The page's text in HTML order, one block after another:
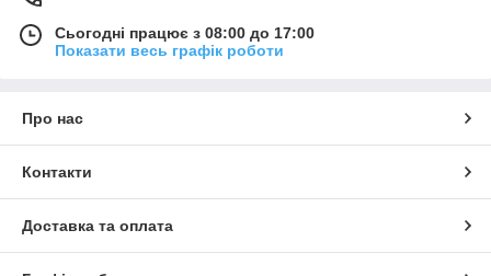
Сьогодні працює з 08:00 до 17:00
Показати весь графік роботи
Про нас
Контакти
Доставка та оплата